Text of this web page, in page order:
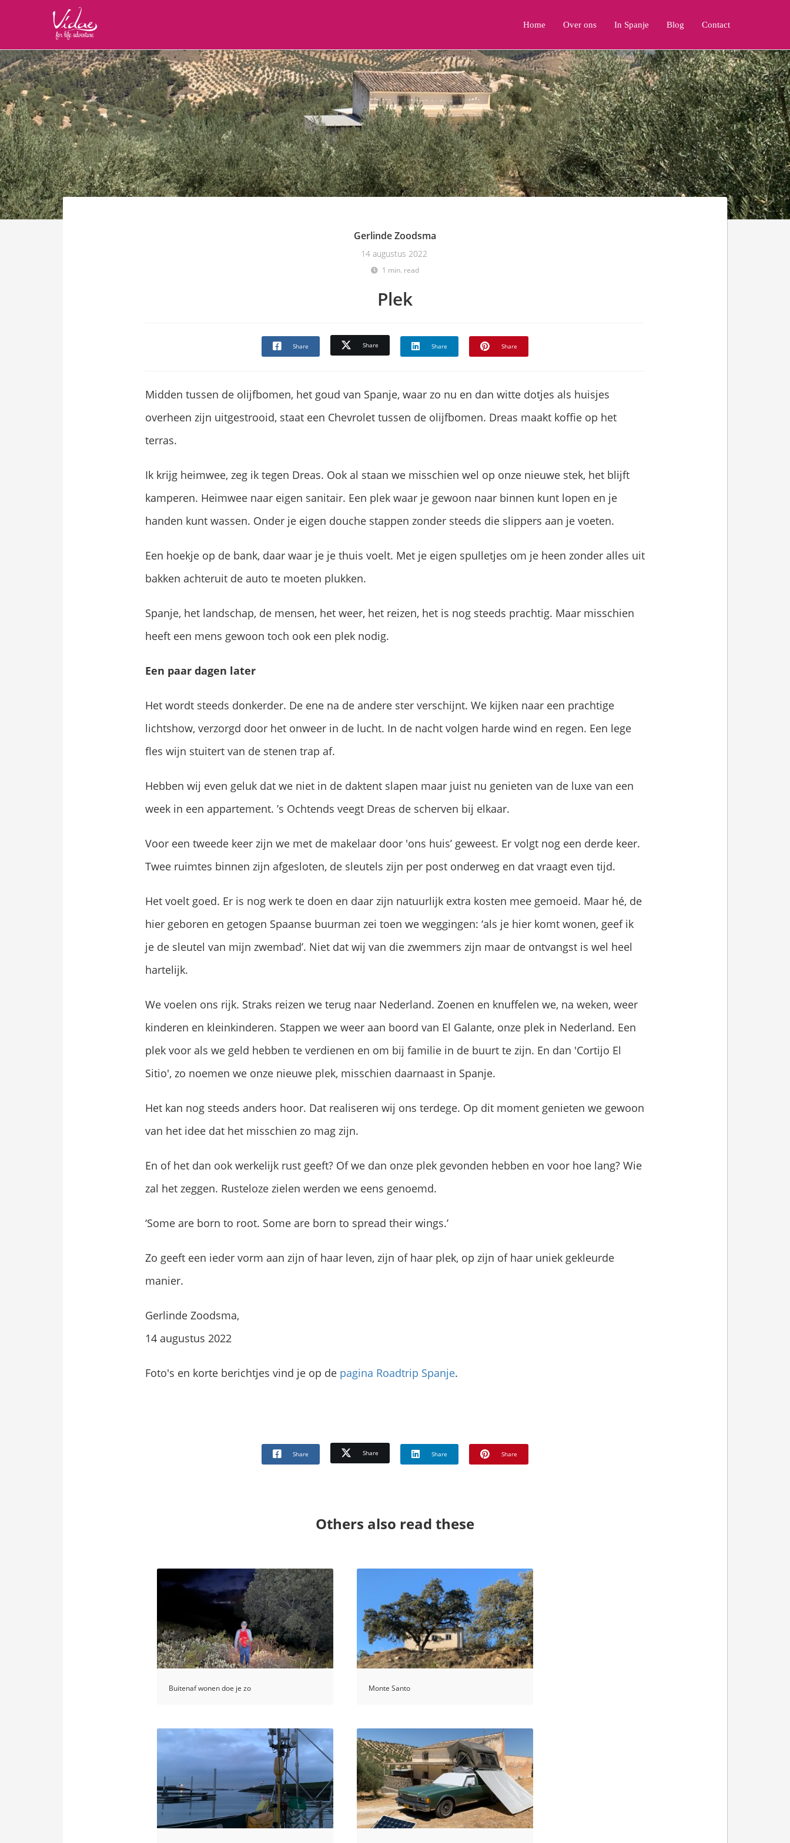
Home Over ons In Spanje Blog Contact
Gerlinde Zoodsma
14 augustus 2022
1 min. read
Plek
Share Share Share Share
Midden tussen de olijfbomen, het goud van Spanje, waar zo nu en dan witte dotjes als huisjes
overheen zijn uitgestrooid, staat een Chevrolet tussen de olijfbomen. Dreas maakt koffie op het
terras.
Ik krijg heimwee, zeg ik tegen Dreas. Ook al staan we misschien wel op onze nieuwe stek, het blijft
kamperen. Heimwee naar eigen sanitair. Een plek waar je gewoon naar binnen kunt lopen en je
handen kunt wassen. Onder je eigen douche stappen zonder steeds die slippers aan je voeten.
Een hoekje op de bank, daar waar je je thuis voelt. Met je eigen spulletjes om je heen zonder alles uit
bakken achteruit de auto te moeten plukken.
Spanje, het landschap, de mensen, het weer, het reizen, het is nog steeds prachtig. Maar misschien
heeft een mens gewoon toch ook een plek nodig.
Een paar dagen later
Het wordt steeds donkerder. De ene na de andere ster verschijnt. We kijken naar een prachtige
lichtshow, verzorgd door het onweer in de lucht. In de nacht volgen harde wind en regen. Een lege
fles wijn stuitert van de stenen trap af.
Hebben wij even geluk dat we niet in de daktent slapen maar juist nu genieten van de luxe van een
week in een appartement. ’s Ochtends veegt Dreas de scherven bij elkaar.
Voor een tweede keer zijn we met de makelaar door 'ons huis’ geweest. Er volgt nog een derde keer.
Twee ruimtes binnen zijn afgesloten, de sleutels zijn per post onderweg en dat vraagt even tijd.
Het voelt goed. Er is nog werk te doen en daar zijn natuurlijk extra kosten mee gemoeid. Maar hé, de
hier geboren en getogen Spaanse buurman zei toen we weggingen: ‘als je hier komt wonen, geef ik
je de sleutel van mijn zwembad’. Niet dat wij van die zwemmers zijn maar de ontvangst is wel heel
hartelijk.
We voelen ons rijk. Straks reizen we terug naar Nederland. Zoenen en knuffelen we, na weken, weer
kinderen en kleinkinderen. Stappen we weer aan boord van El Galante, onze plek in Nederland. Een
plek voor als we geld hebben te verdienen en om bij familie in de buurt te zijn. En dan 'Cortijo El
Sitio', zo noemen we onze nieuwe plek, misschien daarnaast in Spanje.
Het kan nog steeds anders hoor. Dat realiseren wij ons terdege. Op dit moment genieten we gewoon
van het idee dat het misschien zo mag zijn.
En of het dan ook werkelijk rust geeft? Of we dan onze plek gevonden hebben en voor hoe lang? Wie
zal het zeggen. Rusteloze zielen werden we eens genoemd.
‘Some are born to root. Some are born to spread their wings.’
Zo geeft een ieder vorm aan zijn of haar leven, zijn of haar plek, op zijn of haar uniek gekleurde
manier.
Gerlinde Zoodsma,
14 augustus 2022
Foto's en korte berichtjes vind je op de pagina Roadtrip Spanje.
Share Share Share Share
Others also read these
Buitenaf wonen doe je zo Monte Santo